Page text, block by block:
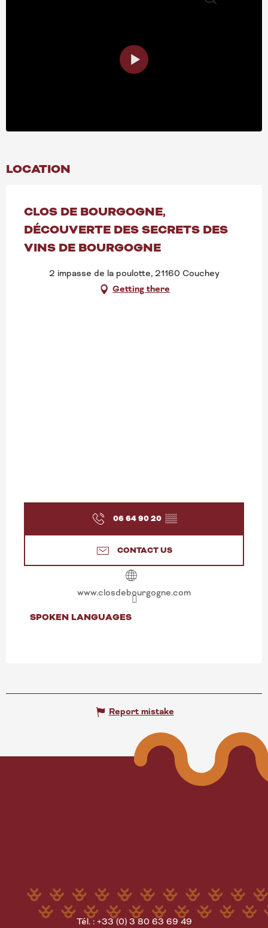
LOCATION
CLOS DE BOURGOGNE,
DÉCOUVERTE DES SECRETS DES
VINS DE BOURGOGNE
2 impasse de la poulotte, 21160 Couchey
Getting there
06 64 90 20 ▒▒
CONTACT US
www.closdebourgogne.com
SPOKEN LANGUAGES
SPOKEN LANGUAGES
Report mistake
Tél. : +33 (0) 3 80 63 69 49